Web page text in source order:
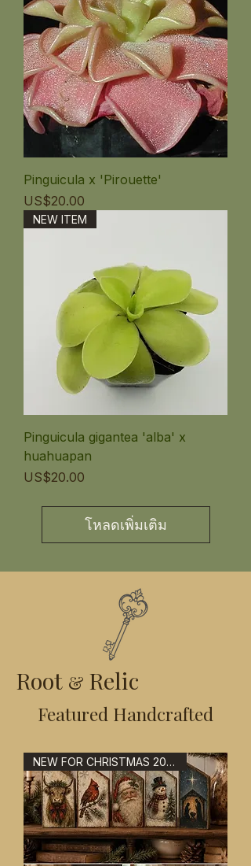
Pinguicula x 'Pirouette'
ราคา
US$20.00
NEW ITEM
Pinguicula gigantea 'alba' x
huahuapan
ราคา
US$20.00
โหลดเพิ่มเติม
Root & Relic
Featured Handcrafted
NEW FOR CHRISTMAS 2026